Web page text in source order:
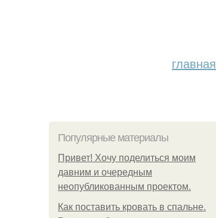
главная
Популярные материалы
Привет! Хочу поделиться моим
давним и очередным
неопубликованным проектом.
Как поставить кровать в спальне.